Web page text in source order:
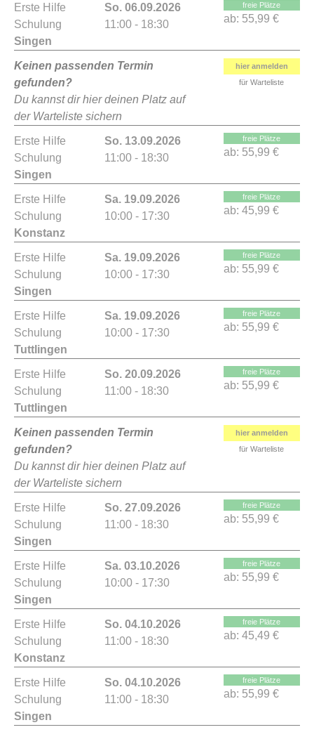
Erste Hilfe
Schulung
Singen
So. 06.09.2026
11:00 - 18:30
freie Plätze
ab: 55,99 €
Keinen passenden Termin
gefunden?
Du kannst dir hier deinen Platz auf
der Warteliste sichern
hier anmelden
für Warteliste
Erste Hilfe
Schulung
Singen
So. 13.09.2026
11:00 - 18:30
freie Plätze
ab: 55,99 €
Erste Hilfe
Schulung
Konstanz
Sa. 19.09.2026
10:00 - 17:30
freie Plätze
ab: 45,99 €
Erste Hilfe
Schulung
Singen
Sa. 19.09.2026
10:00 - 17:30
freie Plätze
ab: 55,99 €
Erste Hilfe
Schulung
Tuttlingen
Sa. 19.09.2026
10:00 - 17:30
freie Plätze
ab: 55,99 €
Erste Hilfe
Schulung
Tuttlingen
So. 20.09.2026
11:00 - 18:30
freie Plätze
ab: 55,99 €
Keinen passenden Termin
gefunden?
Du kannst dir hier deinen Platz auf
der Warteliste sichern
hier anmelden
für Warteliste
Erste Hilfe
Schulung
Singen
So. 27.09.2026
11:00 - 18:30
freie Plätze
ab: 55,99 €
Erste Hilfe
Schulung
Singen
Sa. 03.10.2026
10:00 - 17:30
freie Plätze
ab: 55,99 €
Erste Hilfe
Schulung
Konstanz
So. 04.10.2026
11:00 - 18:30
freie Plätze
ab: 45,49 €
Erste Hilfe
Schulung
Singen
So. 04.10.2026
11:00 - 18:30
freie Plätze
ab: 55,99 €